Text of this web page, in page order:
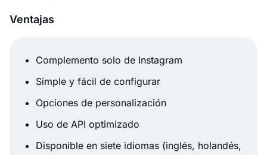
Ventajas
Complemento solo de Instagram
Simple y fácil de configurar
Opciones de personalización
Uso de API optimizado
Disponible en siete idiomas (inglés, holandés,